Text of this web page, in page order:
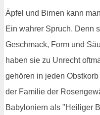
Äpfel und Birnen kann
Ein wahrer Spruch. Denn
Geschmack, Form und
haben sie zu Unrecht
gehören in jeden
der Familie der
Babyloniern als "Heiliger